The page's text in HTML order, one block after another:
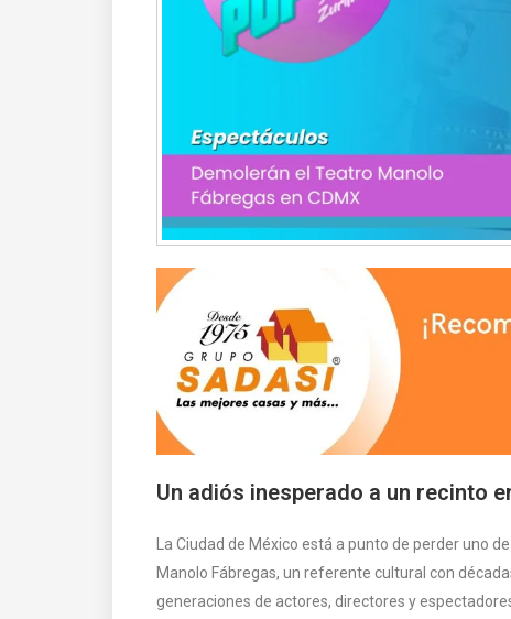
Un adiós inesperado a un recinto
La Ciudad de México está a punto de perder uno
Manolo Fábregas, un referente cultural con
generaciones de actores, directores y